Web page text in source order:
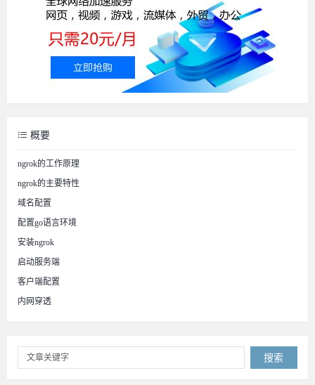
概要
ngrok的工作原理
ngrok的主要特性
域名配置
配置go语言环境
安装ngrok
启动服务端
客户端配置
内网穿透
搜索